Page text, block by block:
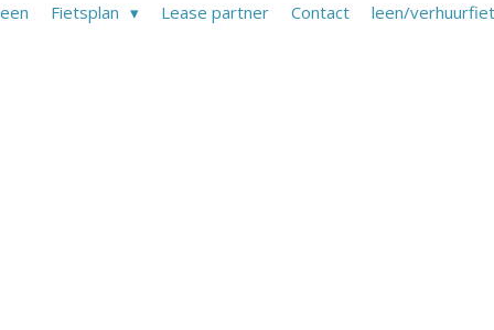
Fietsplan Lease partner Contact leen/